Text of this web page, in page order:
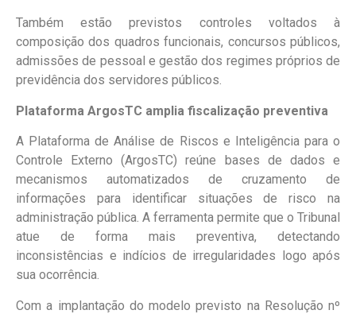
Também estão previstos controles voltados à
composição dos quadros funcionais, concursos públicos,
admissões de pessoal e gestão dos regimes próprios de
previdência dos servidores públicos.
Plataforma ArgosTC amplia fiscalização preventiva
A Plataforma de Análise de Riscos e Inteligência para o
Controle Externo (ArgosTC) reúne bases de dados e
mecanismos automatizados de cruzamento de
informações para identificar situações de risco na
administração pública. A ferramenta permite que o Tribunal
atue de forma mais preventiva, detectando
inconsistências e indícios de irregularidades logo após
sua ocorrência.
Com a implantação do modelo previsto na Resolução nº